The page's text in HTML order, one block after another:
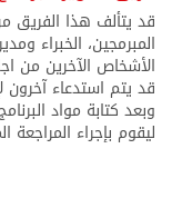
قد يتألف هذا الفريق
المبرمجين، الخبراء
الأشخاص الآخرين من
قد يتم استدعاء
وبعد كتابة مواد
ليقوم بإجراء المراجعة